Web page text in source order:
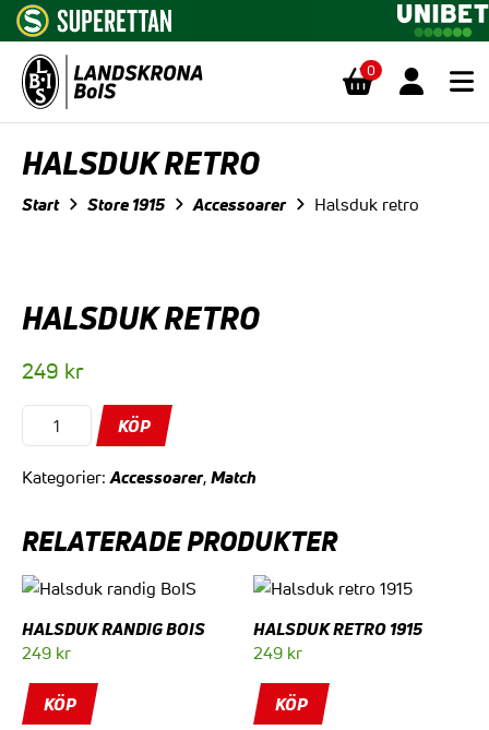
0
HALSDUK RETRO
Start Store 1915 Accessoarer Halsduk retro
HALSDUK RETRO
249 kr
Halsduk
retro
mängd
KÖP
Kategorier:Accessoarer, Match
RELATERADE PRODUKTER
HALSDUK RANDIG BOIS
249 kr
KÖP
HALSDUK RETRO 1915
249 kr
KÖP